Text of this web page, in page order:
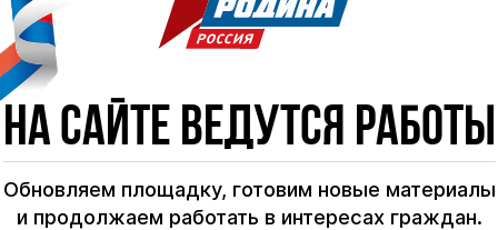
На сайте ведутся работы
Обновляем площадку, готовим новые материалы
и продолжаем работать в интересах граждан.